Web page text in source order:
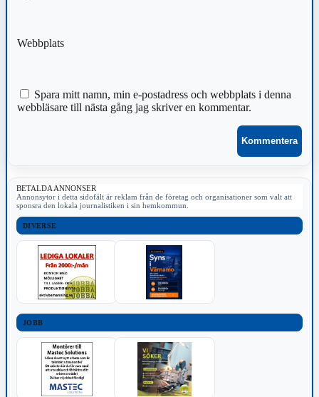
Webbplats
Spara mitt namn, min e-postadress och webbplats i denna
webbläsare till nästa gång jag skriver en kommentar.
BETALDA ANNONSER
Annonsytor i detta sidofält är reklam från de företag och organisationer som valt att
sponsra den lokala journalistiken i sin hemkommun.
DIVERSE
JOBB